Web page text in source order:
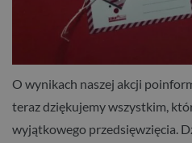
O wynikach naszej akcji
teraz dziękujemy wszystkim,
wyjątkowego przedsięwzięcia.